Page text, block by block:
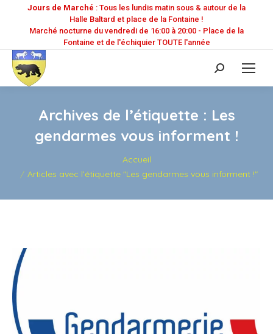
Jours de Marché : Tous les lundis matin sous & autour de la
Halle Baltard et place de la Fontaine !
Marché nocturne du vendredi de 16:00 à 20:00 - Place de la
Fontaine et de l'échiquier TOUTE l'année
Recherche
:
Archives de l’étiquette : Les
gendarmes vous informent !
Accueil
Articles avec l’étiquette "Les gendarmes vous informent !"